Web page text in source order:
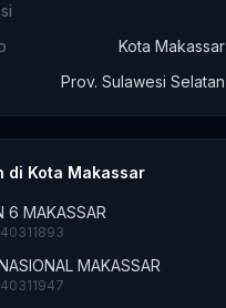
Kota Makassar
Prov. Sulawesi Selatan
di Kota Makassar
6 MAKASSAR
40311893
MAKASSAR
40311947